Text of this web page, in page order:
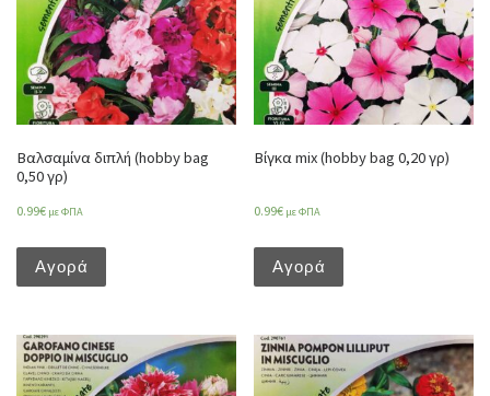
Βαλσαμίνα διπλή (hobby bag
0,50 γρ)
0.99€ με ΦΠΑ
Αγορά
Βίγκα mix (hobby bag 0,20 γρ)
0.99€ με ΦΠΑ
Αγορά